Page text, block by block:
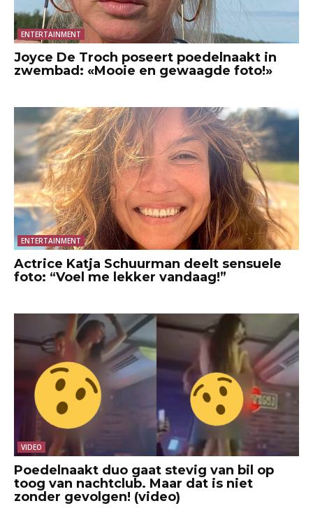
ENTERTAINMENT
Joyce De Troch poseert poedelnaakt in
zwembad: «Mooie en gewaagde foto!»
ENTERTAINMENT
Actrice Katja Schuurman deelt sensuele
foto: “Voel me lekker vandaag!”
VIDEO
Poedelnaakt duo gaat stevig van bil op
toog van nachtclub. Maar dat is niet
zonder gevolgen! (video)